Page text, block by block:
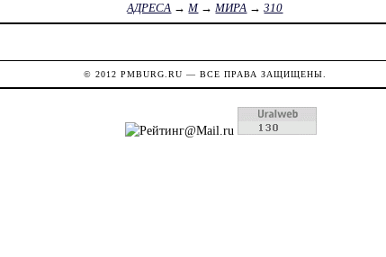
АДРЕСА →М→МИРА →310
© 2012 PMBURG.RU — ВСЕ ПРАВА ЗАЩИЩЕНЫ.